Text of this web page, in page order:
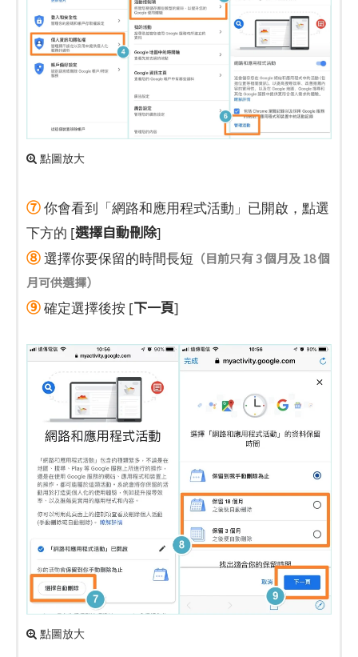
點圖放大
⑦你會看到「網路和應用程式活動」已開啟，點選
下方的 [選擇自動刪除]
⑧選擇你要保留的時間長短 （目前只有 3 個月及 18 個
月可供選擇）
⑨確定選擇後按 [下一頁]
點圖放大